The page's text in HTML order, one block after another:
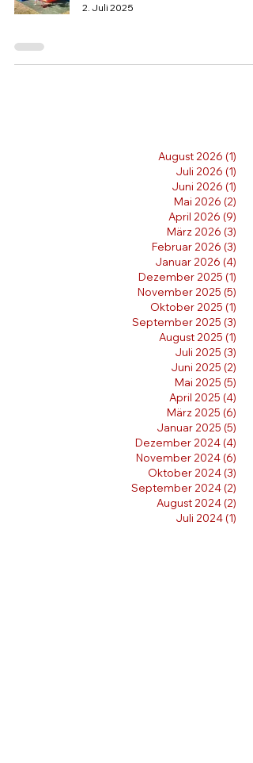
2. Juli 2025
August 2026 (1)
Juli 2026 (1)
Juni 2026 (1)
Mai 2026 (2)
April 2026 (9)
März 2026 (3)
Februar 2026 (3)
Januar 2026 (4)
Dezember 2025 (1)
November 2025 (5)
Oktober 2025 (1)
September 2025 (3)
August 2025 (1)
Juli 2025 (3)
Juni 2025 (2)
Mai 2025 (5)
April 2025 (4)
März 2025 (6)
Januar 2025 (5)
Dezember 2024 (4)
November 2024 (6)
Oktober 2024 (3)
September 2024 (2)
August 2024 (2)
Juli 2024 (1)